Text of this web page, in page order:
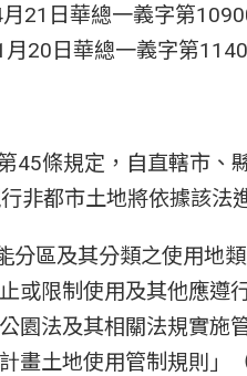
21日華總一義字第
月20日華總一義字第
45條規定，自直轄市
非都市土地將依據該法
分區及其分類之使用地
或限制使用及其他應
園法及其相關法規實
畫土地使用管制規則」